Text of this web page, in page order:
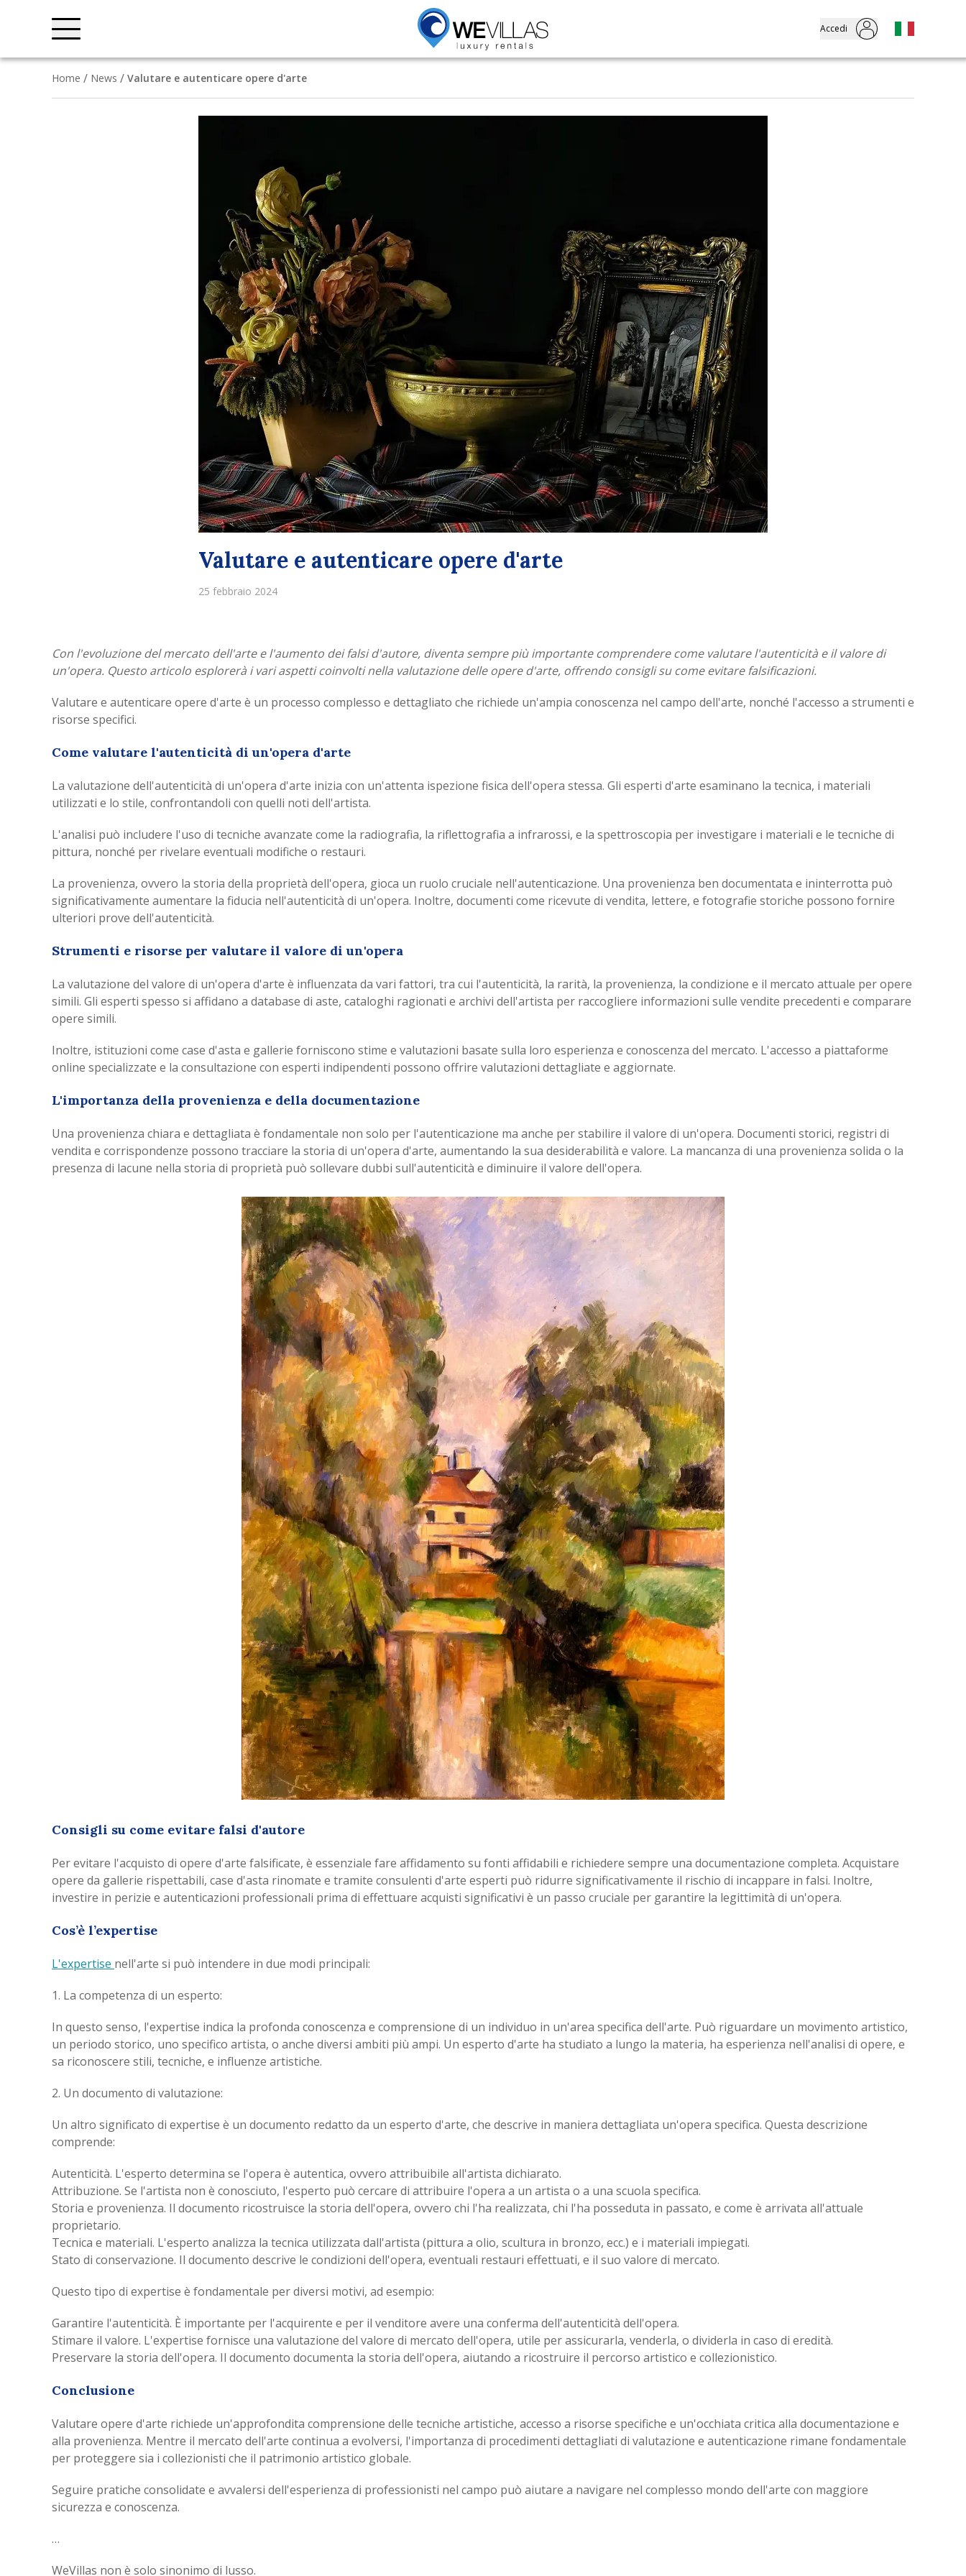
Accedi
Home News Valutare e autenticare opere d'arte
Valutare e autenticare opere d'arte
25 febbraio 2024
Con l'evoluzione del mercato dell'arte e l'aumento dei falsi d'autore, diventa sempre più importante comprendere come valutare l'autenticità e il valore di
un'opera. Questo articolo esplorerà i vari aspetti coinvolti nella valutazione delle opere d'arte, offrendo consigli su come evitare falsificazioni.
Valutare e autenticare opere d'arte è un processo complesso e dettagliato che richiede un'ampia conoscenza nel campo dell'arte, nonché l'accesso a strumenti e
risorse specifici.
Come valutare l'autenticità di un'opera d'arte
La valutazione dell'autenticità di un'opera d'arte inizia con un'attenta ispezione fisica dell'opera stessa. Gli esperti d'arte esaminano la tecnica, i materiali
utilizzati e lo stile, confrontandoli con quelli noti dell'artista.
L'analisi può includere l'uso di tecniche avanzate come la radiografia, la riflettografia a infrarossi, e la spettroscopia per investigare i materiali e le tecniche di
pittura, nonché per rivelare eventuali modifiche o restauri.
La provenienza, ovvero la storia della proprietà dell'opera, gioca un ruolo cruciale nell'autenticazione. Una provenienza ben documentata e ininterrotta può
significativamente aumentare la fiducia nell'autenticità di un'opera. Inoltre, documenti come ricevute di vendita, lettere, e fotografie storiche possono fornire
ulteriori prove dell'autenticità.
Strumenti e risorse per valutare il valore di un'opera
La valutazione del valore di un'opera d'arte è influenzata da vari fattori, tra cui l'autenticità, la rarità, la provenienza, la condizione e il mercato attuale per opere
simili. Gli esperti spesso si affidano a database di aste, cataloghi ragionati e archivi dell'artista per raccogliere informazioni sulle vendite precedenti e comparare
opere simili.
Inoltre, istituzioni come case d'asta e gallerie forniscono stime e valutazioni basate sulla loro esperienza e conoscenza del mercato. L'accesso a piattaforme
online specializzate e la consultazione con esperti indipendenti possono offrire valutazioni dettagliate e aggiornate.
L'importanza della provenienza e della documentazione
Una provenienza chiara e dettagliata è fondamentale non solo per l'autenticazione ma anche per stabilire il valore di un'opera. Documenti storici, registri di
vendita e corrispondenze possono tracciare la storia di un'opera d'arte, aumentando la sua desiderabilità e valore. La mancanza di una provenienza solida o la
presenza di lacune nella storia di proprietà può sollevare dubbi sull'autenticità e diminuire il valore dell'opera.
Consigli su come evitare falsi d'autore
Per evitare l'acquisto di opere d'arte falsificate, è essenziale fare affidamento su fonti affidabili e richiedere sempre una documentazione completa. Acquistare
opere da gallerie rispettabili, case d'asta rinomate e tramite consulenti d'arte esperti può ridurre significativamente il rischio di incappare in falsi. Inoltre,
investire in perizie e autenticazioni professionali prima di effettuare acquisti significativi è un passo cruciale per garantire la legittimità di un'opera.
Cos’è l’expertise
L'expertise nell'arte si può intendere in due modi principali:
1. La competenza di un esperto:
In questo senso, l'expertise indica la profonda conoscenza e comprensione di un individuo in un'area specifica dell'arte. Può riguardare un movimento artistico,
un periodo storico, uno specifico artista, o anche diversi ambiti più ampi. Un esperto d'arte ha studiato a lungo la materia, ha esperienza nell'analisi di opere, e
sa riconoscere stili, tecniche, e influenze artistiche.
2. Un documento di valutazione:
Un altro significato di expertise è un documento redatto da un esperto d'arte, che descrive in maniera dettagliata un'opera specifica. Questa descrizione
comprende:
Autenticità. L'esperto determina se l'opera è autentica, ovvero attribuibile all'artista dichiarato.
Attribuzione. Se l'artista non è conosciuto, l'esperto può cercare di attribuire l'opera a un artista o a una scuola specifica.
Storia e provenienza. Il documento ricostruisce la storia dell'opera, ovvero chi l'ha realizzata, chi l'ha posseduta in passato, e come è arrivata all'attuale
proprietario.
Tecnica e materiali. L'esperto analizza la tecnica utilizzata dall'artista (pittura a olio, scultura in bronzo, ecc.) e i materiali impiegati.
Stato di conservazione. Il documento descrive le condizioni dell'opera, eventuali restauri effettuati, e il suo valore di mercato.
Questo tipo di expertise è fondamentale per diversi motivi, ad esempio:
Garantire l'autenticità. È importante per l'acquirente e per il venditore avere una conferma dell'autenticità dell'opera.
Stimare il valore. L'expertise fornisce una valutazione del valore di mercato dell'opera, utile per assicurarla, venderla, o dividerla in caso di eredità.
Preservare la storia dell'opera. Il documento documenta la storia dell'opera, aiutando a ricostruire il percorso artistico e collezionistico.
Conclusione
Valutare opere d'arte richiede un'approfondita comprensione delle tecniche artistiche, accesso a risorse specifiche e un'occhiata critica alla documentazione e
alla provenienza. Mentre il mercato dell'arte continua a evolversi, l'importanza di procedimenti dettagliati di valutazione e autenticazione rimane fondamentale
per proteggere sia i collezionisti che il patrimonio artistico globale.
Seguire pratiche consolidate e avvalersi dell'esperienza di professionisti nel campo può aiutare a navigare nel complesso mondo dell'arte con maggiore
sicurezza e conoscenza.
…
WeVillas non è solo sinonimo di lusso.